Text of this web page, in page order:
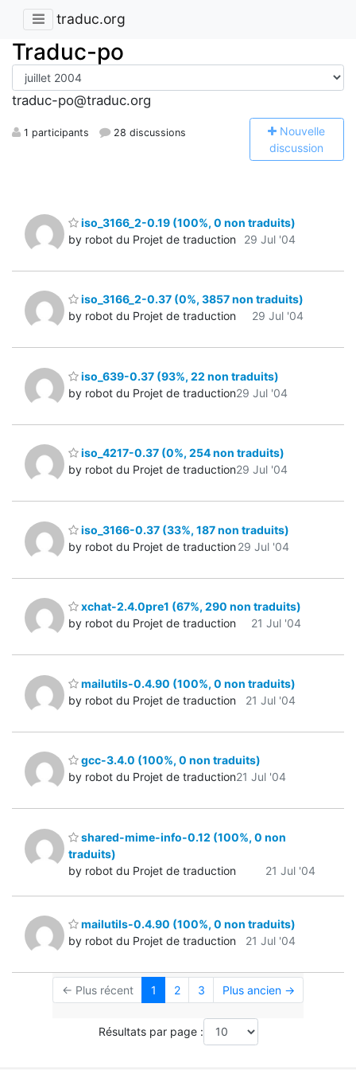
traduc.org
Traduc-po
traduc-po@traduc.org
1 participants 28 discussions Nouvelle
discussion
iso_3166_2-0.19 (100%, 0 non traduits)
by robot du Projet de traduction
29 Jul '04
iso_3166_2-0.37 (0%, 3857 non traduits)
by robot du Projet de traduction
29 Jul '04
iso_639-0.37 (93%, 22 non traduits)
by robot du Projet de traduction29 Jul '04
iso_4217-0.37 (0%, 254 non traduits)
by robot du Projet de traduction29 Jul '04
iso_3166-0.37 (33%, 187 non traduits)
by robot du Projet de traduction29 Jul '04
xchat-2.4.0pre1 (67%, 290 non traduits)
by robot du Projet de traduction
21 Jul '04
mailutils-0.4.90 (100%, 0 non traduits)
by robot du Projet de traduction
21 Jul '04
gcc-3.4.0 (100%, 0 non traduits)
by robot du Projet de traduction21 Jul '04
shared-mime-info-0.12 (100%, 0 non
traduits)
by robot du Projet de traduction
21 Jul '04
mailutils-0.4.90 (100%, 0 non traduits)
by robot du Projet de traduction
21 Jul '04
← Plus récent 1 2 3 Plus ancien →
Résultats par page :